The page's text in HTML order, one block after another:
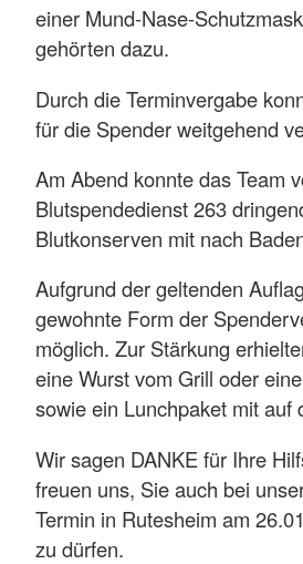
einer Mund-Nase-
gehörten dazu.
Durch die Terminvergabe
für die Spender weitgehend
Am Abend konnte das Team
Blutspendedienst 263
Blutkonserven mit nach
Aufgrund der geltenden
gewohnte Form der
möglich. Zur Stärkung
eine Wurst vom Grill oder
sowie ein Lunchpaket mit auf
Wir sagen DANKE für Ihre
freuen uns, Sie auch bei
Termin in Rutesheim am
zu dürfen.